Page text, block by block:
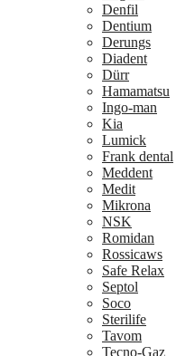
Denfil
Dentium
Derungs
Diadent
Dürr
Hamamatsu
Ingo-man
Kia
Lumick
Frank dental
Meddent
Medit
Mikrona
NSK
Romidan
Rossicaws
Safe Relax
Septol
Soco
Sterilife
Tavom
Tecno-Gaz